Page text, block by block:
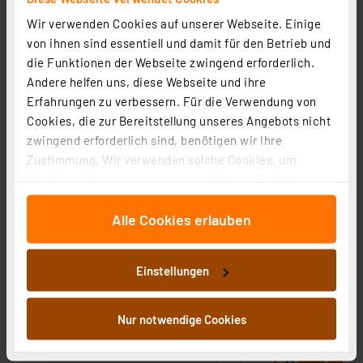
Wir verwenden Cookies auf unserer Webseite. Einige
von ihnen sind essentiell und damit für den Betrieb und
die Funktionen der Webseite zwingend erforderlich.
Andere helfen uns, diese Webseite und ihre
Erfahrungen zu verbessern. Für die Verwendung von
Cookies, die zur Bereitstellung unseres Angebots nicht
zwingend erforderlich sind, benötigen wir Ihre
Zustimmung. Wir verwenden solche Cookies, um
für soziale Medien anbieten zu können und die Zugriffe
auf unsere Website zu analysieren. Außerdem geben
an unsere Partner für soziale Medien, Werbung und
Analysen weiter. Unsere Partner führen diese
Informationen möglicherweise mit weiteren Daten
zusammen, die Sie ihnen bereitgestellt haben oder die
sie im Rahmen Ihrer Nutzung der Dienste gesammelt
Alle Cookies erlauben
Einstellungen
Nur notwendige Cookies
Homematic Funk-Heizkörperthermostat HM-CC-RT-DN
Artikel-Nr. 105155
inkl. MwSt.
Informationen zu Versandkosten